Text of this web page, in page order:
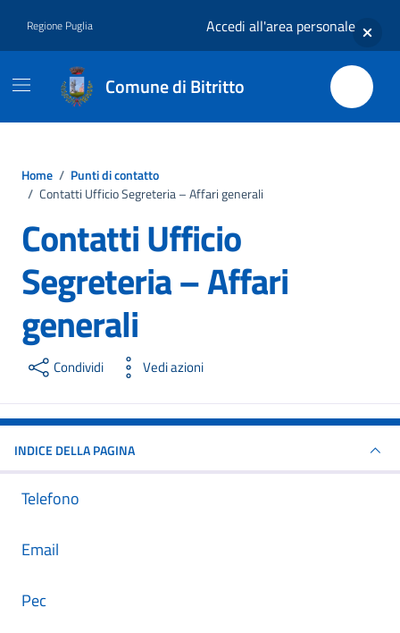
Regione Puglia Accedi all'area personale
Comune di Bitritto
Home / Punti di contatto
/ Contatti Ufficio Segreteria – Affari generali
Contatti Ufficio
Segreteria – Affari
generali
Condividi Vedi azioni
INDICE DELLA PAGINA
Telefono
Email
Pec